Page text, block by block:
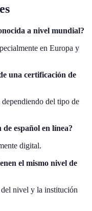
a nivel mundial?
en Europa y
una certificación de
del tipo de
español en línea?
digital.
el mismo nivel de
nivel y la institución